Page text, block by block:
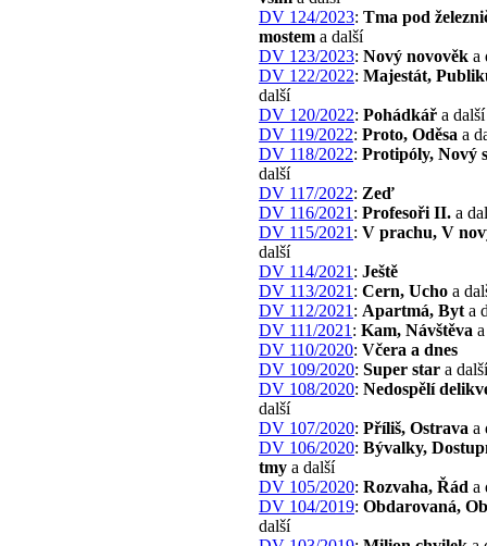
DV 124/2023: Tma pod
mostem a další
DV 123/2023: Nový novověk a
DV 122/2022: Majestát,
další
DV 120/2022: Pohádkář a další
DV 119/2022: Proto, Oděsa a
DV 118/2022: Protipóly, Nový
další
DV 117/2022: Zeď
DV 116/2021 : Profesoři II. a
DV 115/2021 : V prachu, V
další
DV 114/2021 : Ještě
DV 113/2021 : Cern, Ucho a
DV 112/2021 : Apartmá, Byt a
DV 111/2021 : Kam, Návštěva
DV 110/2020: Včera a dnes
DV 109/2020: Super star a další
DV 108/2020: Nedospělí
další
DV 107/2020: Příliš, Ostrava a
DV 106/2020: Bývalky,
tmy a další
DV 105/2020: Rozvaha, Řád a
DV 104/2019: Obdarovaná,
další